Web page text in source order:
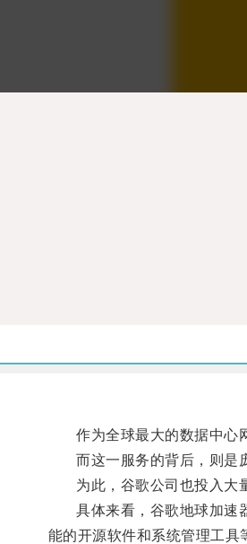
作为全球最大的数据中心网
而这一服务的背后，则是庞
为此，谷歌公司也投入大量
具体来看，谷歌地球加速器
能的开源软件和系统管理工具